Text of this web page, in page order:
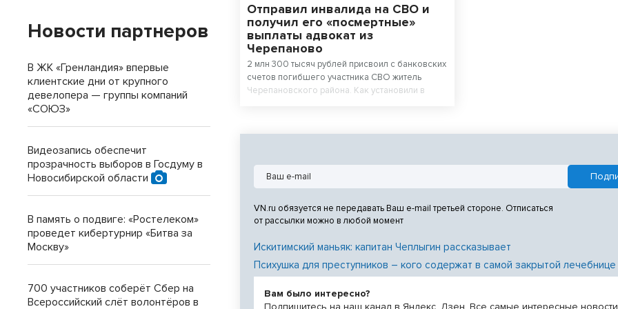
Отправил инвалида на СВО и
получил его «посмертные»
выплаты адвокат из
Черепаново
2 млн 300 тысяч рублей присвоил с банковских
счетов погибшего участника СВО житель
Черепановского района. Как установили в
VN.ru обязуется не передавать Ваш e-mail третьей стороне. Отписаться
от рассылки можно в любой момент
Искитимский маньяк: капитан Чеплыгин рассказывает
Психушка для преступников – кого содержат в самой закрытой
Вам было интересно?
Подпишитесь на наш канал в Яндекс. Дзен. Все самые интересные новости
Новости партнеров
В ЖК «Гренландия» впервые
клиентские дни от крупного
девелопера — группы компаний
«СОЮЗ»
Видеозапись обеспечит
прозрачность выборов в Госдуму в
Новосибирской области
В память о подвиге: «Ростелеком»
проведет кибертурнир «Битва за
Москву»
700 участников соберёт Сбер на
Всероссийский слёт волонтёров в